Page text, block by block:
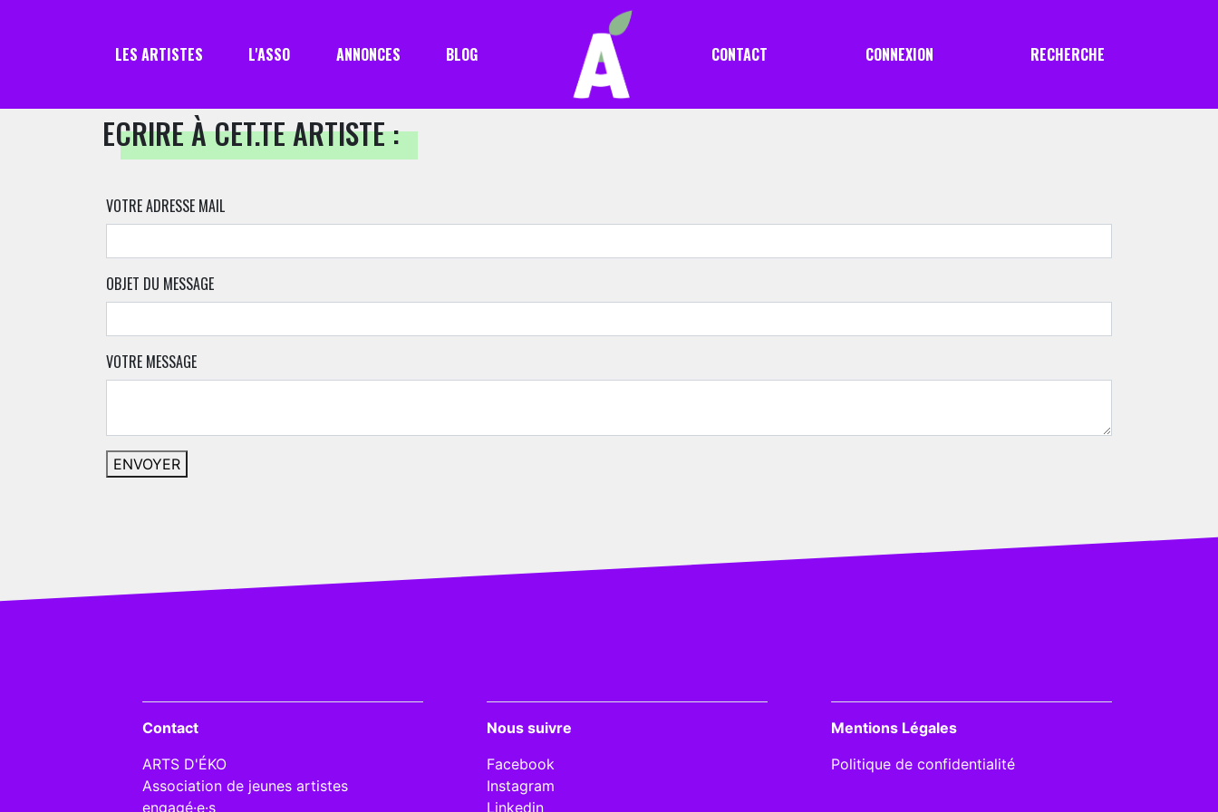
LES ARTISTES L'ASSO ANNONCES BLOG CONTACT CONNEXION RECHERCHE
ECRIRE À CET.TE ARTISTE :
VOTRE ADRESSE MAIL
OBJET DU MESSAGE
VOTRE MESSAGE
Contact
ARTS D'ÉKO
Association de jeunes artistes
engagé·e·s
Nous suivre
Facebook
Instagram
Linkedin
Mentions Légales
Politique de confidentialité